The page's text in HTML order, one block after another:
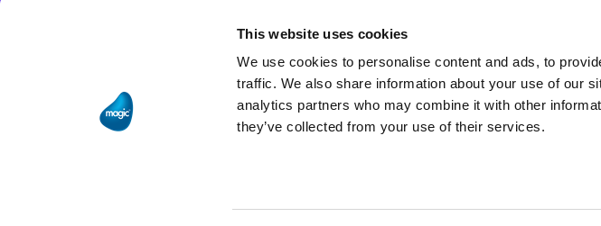
This website uses cookies
We use cookies to personalise content and ads, to
traffic. We also share information about your use of our
analytics partners who may combine it with other
they’ve collected from your use of their services.
Magic xpi
Integrationsplattform
Plattform
Magic xpa Web
Framework